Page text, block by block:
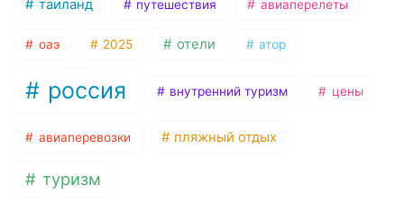
таиланд путешествия авиаперелеты
оаэ 2025 отели атор
россия внутренний туризм цены
авиаперевозки пляжный отдых
туризм